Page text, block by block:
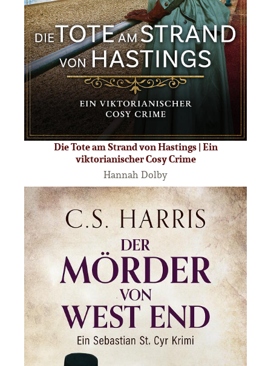
Die Tote am Strand von Hastings | Ein
viktorianischer Cosy Crime
Hannah Dolby